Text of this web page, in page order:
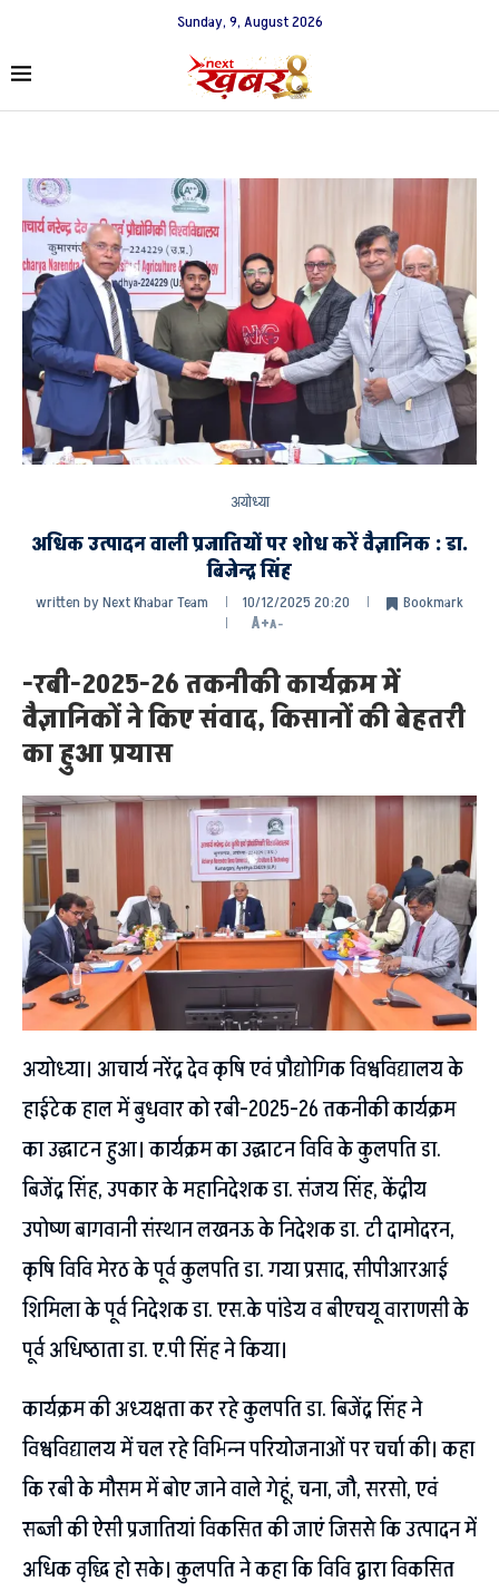
Sunday, 9, August 2026
अयोध्या
अधिक उत्पादन वाली प्रजातियों पर शोध करें वैज्ञानिक : डा.
बिजेन्द्र सिंह
written byNext Khabar Team 10/12/2025 20:20
Bookmark
A+A-
-रबी-2025-26 तकनीकी कार्यक्रम में
वैज्ञानिकों ने किए संवाद, किसानों की बेहतरी
का हुआ प्रयास
अयोध्या। आचार्य नरेंद्र देव कृषि एवं प्रौद्योगिक विश्वविद्यालय के
हाईटेक हाल में बुधवार को रबी-2025-26 तकनीकी कार्यक्रम
का उद्घाटन हुआ। कार्यक्रम का उद्घाटन विवि के कुलपति डा.
बिजेंद्र सिंह, उपकार के महानिदेशक डा. संजय सिंह, केंद्रीय
उपोष्ण बागवानी संस्थान लखनऊ के निदेशक डा. टी दामोदरन,
कृषि विवि मेरठ के पूर्व कुलपति डा. गया प्रसाद, सीपीआरआई
शिमिला के पूर्व निदेशक डा. एस.के पांडेय व बीएचयू वाराणसी के
पूर्व अधिष्ठाता डा. ए.पी सिंह ने किया।
कार्यक्रम की अध्यक्षता कर रहे कुलपति डा. बिजेंद्र सिंह ने
विश्वविद्यालय में चल रहे विभिन्न परियोजनाओं पर चर्चा की। कहा
कि रबी के मौसम में बोए जाने वाले गेहूं, चना, जौ, सरसो, एवं
सब्जी की ऐसी प्रजातियां विकसित की जाएं जिससे कि उत्पादन में
अधिक वृद्धि हो सके। कुलपति ने कहा कि विवि द्वारा विकसित